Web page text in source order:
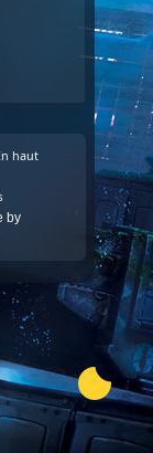
haut
by